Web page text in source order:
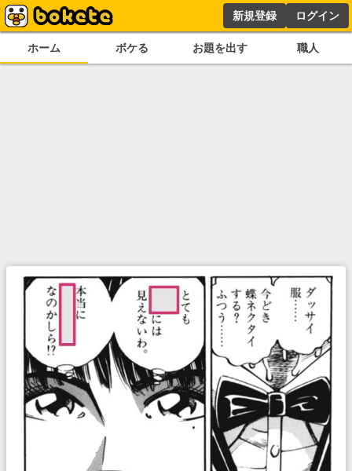
新規登録 ログイン
ホーム ボケる お題を出す 職人